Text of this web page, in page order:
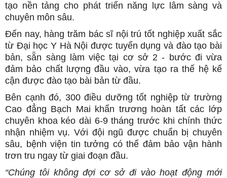
tạo nền tảng cho phát triển năng lực lâm sàng và
chuyên môn sâu.
Đến nay, hàng trăm bác sĩ nội trú tốt nghiệp xuất sắc
từ Đại học Y Hà Nội được tuyển dụng và đào tạo bài
bản, sẵn sàng làm việc tại cơ sở 2 - bước đi vừa
đảm bảo chất lượng đầu vào, vừa tạo ra thế hệ kế
cận được đào tạo bài bản từ đầu.
Bên cạnh đó, 300 điều dưỡng tốt nghiệp từ trường
Cao đẳng Bạch Mai khẩn trương hoàn tất các lớp
chuyên khoa kéo dài 6-9 tháng trước khi chính thức
nhận nhiệm vụ. Với đội ngũ được chuẩn bị chuyên
sâu, bệnh viện tin tưởng có thể đảm bảo vận hành
trơn tru ngay từ giai đoạn đầu.
“Chúng tôi không đợi cơ sở đi vào hoạt động mới